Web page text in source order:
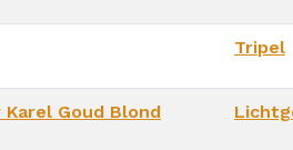
Tripel
Goud Blond